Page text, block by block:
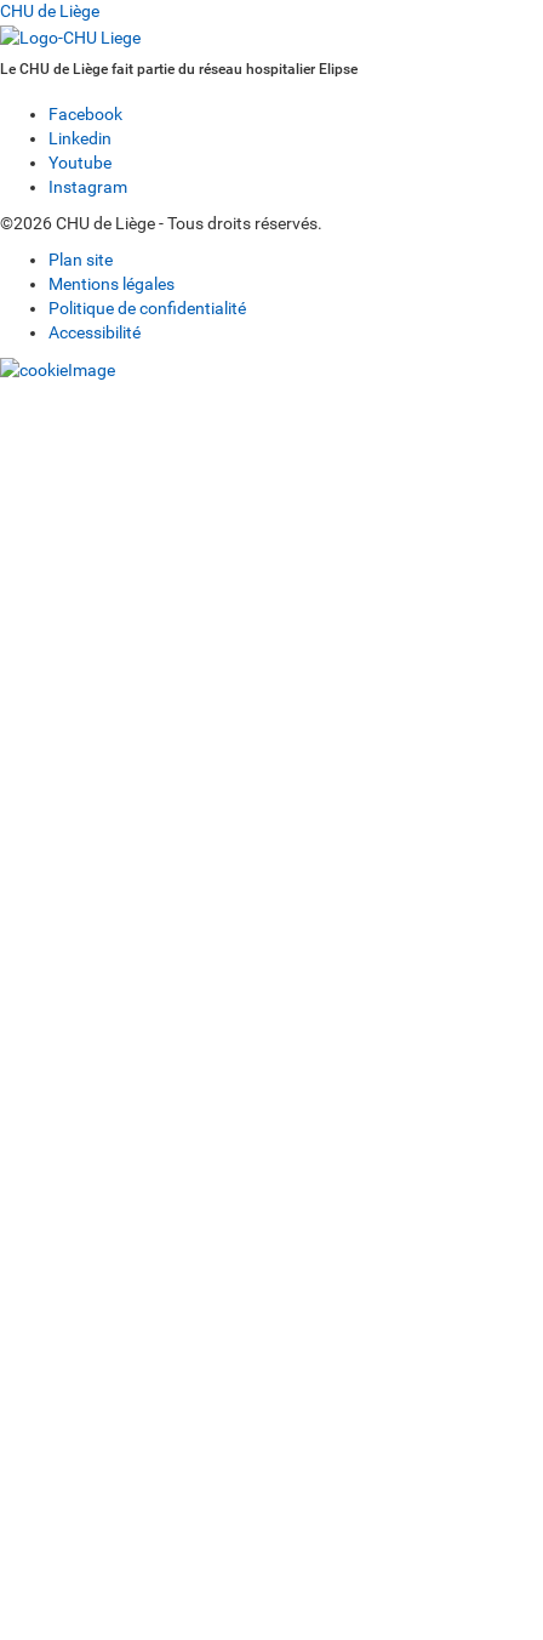
CHU de Liège
Le CHU de Liège fait partie du réseau hospitalier Elipse
Facebook
Linkedin
Youtube
Instagram
©2026 CHU de Liège - Tous droits réservés.
Plan site
Mentions légales
Politique de confidentialité
Accessibilité